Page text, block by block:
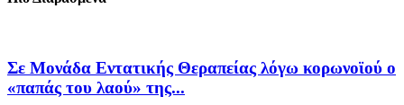
Σε Μονάδα Εντατικής Θεραπείας λόγω κορωνοϊού ο
«παπάς του λαού» της...